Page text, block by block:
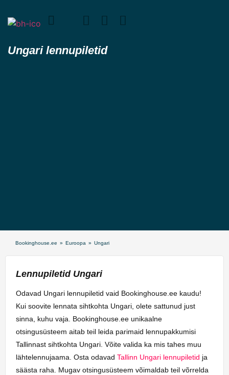
Ungari lennupiletid
Bookinghouse.ee » Euroopa » Ungari
Lennupiletid Ungari
Odavad Ungari lennupiletid vaid Bookinghouse.ee kaudu!
Kui soovite lennata sihtkohta Ungari, olete sattunud just
sinna, kuhu vaja. Bookinghouse.ee unikaalne
otsingusüsteem aitab teil leida parimaid lennupakkumisi
Tallinnast sihtkohta Ungari. Võite valida ka mis tahes muu
lähtelennujaama. Osta odavad Tallinn Ungari lennupiletid ja
säästa raha. Mugav otsingusüsteem võimaldab teil võrrelda